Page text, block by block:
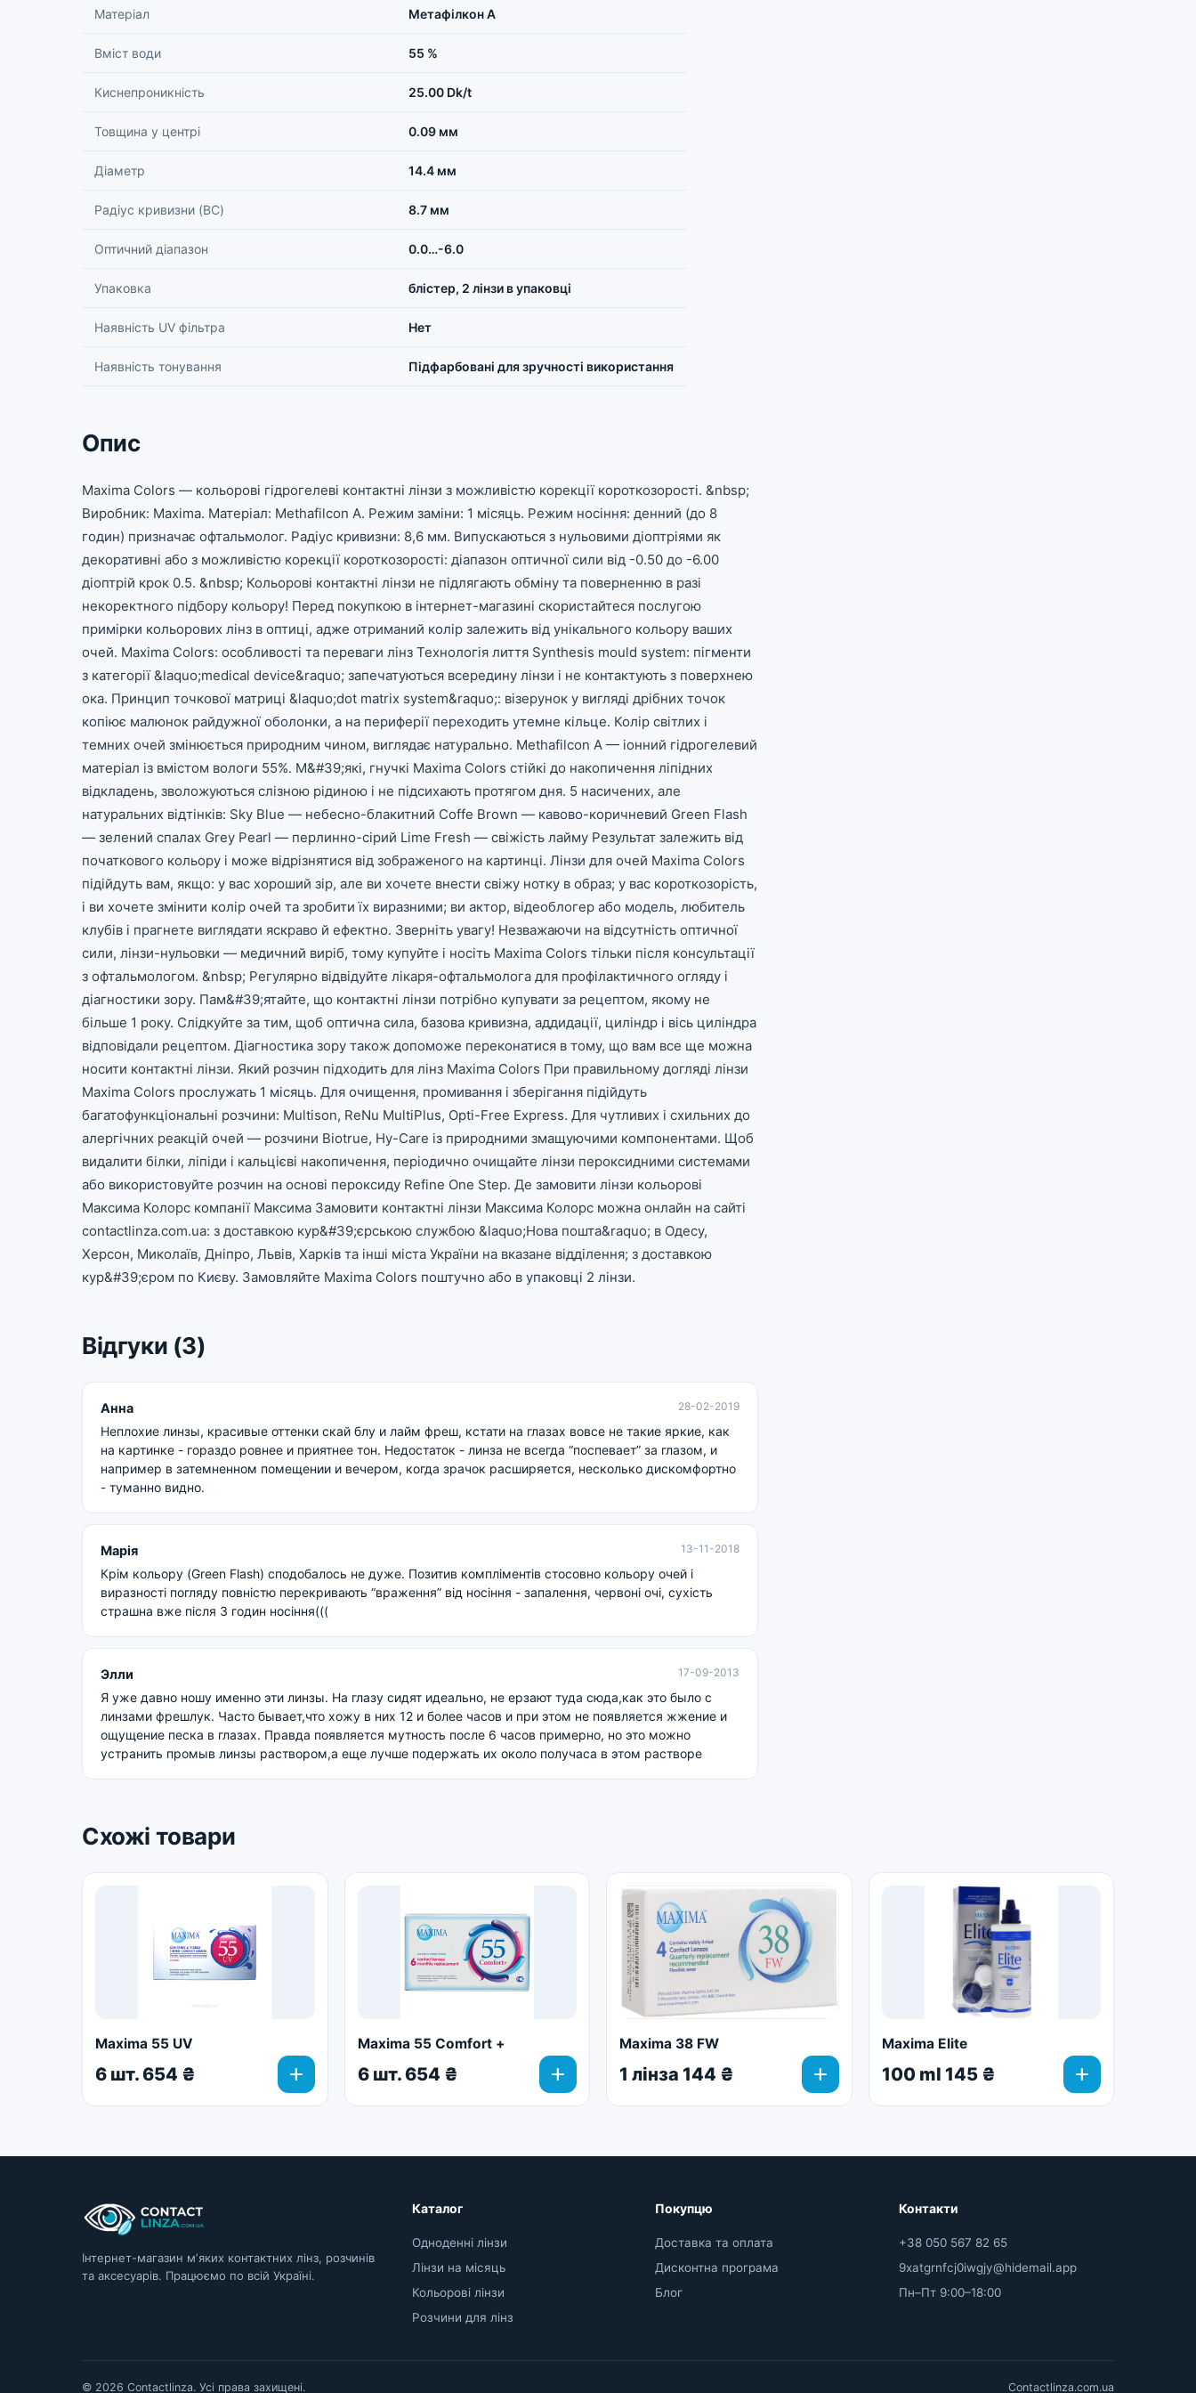
Матеріал Метафілкон A
Вміст води 55 %
Киснепроникність 25.00 Dk/t
Товщина у центрі 0.09 мм
Діаметр 14.4 мм
Радіус кривизни (BC) 8.7 мм
Оптичний діапазон 0.0…-6.0
Упаковка блістер, 2 лінзи в упаковці
Наявність UV фільтра Нет
Наявність тонування Підфарбовані для зручності використання
Опис
Maxima Colors — кольорові гідрогелеві контактні лінзи з можливістю корекції короткозорості. &nbsp;
Виробник: Maxima. Матеріал: Methafilcon A. Режим заміни: 1 місяць. Режим носіння: денний (до 8
годин) призначає офтальмолог. Радіус кривизни: 8,6 мм. Випускаються з нульовими діоптріями як
декоративні або з можливістю корекції короткозорості: діапазон оптичної сили від -0.50 до -6.00
діоптрій крок 0.5. &nbsp; Кольорові контактні лінзи не підлягають обміну та поверненню в разі
некоректного підбору кольору! Перед покупкою в інтернет-магазині скористайтеся послугою
примірки кольорових лінз в оптиці, адже отриманий колір залежить від унікального кольору ваших
очей. Maxima Colors: особливості та переваги лінз Технологія лиття Synthesis mould system: пігменти
з категорії &laquo;medical device&raquo; запечатуються всередину лінзи і не контактують з поверхнею
ока. Принцип точкової матриці &laquo;dot matrix system&raquo;: візерунок у вигляді дрібних точок
копіює малюнок райдужної оболонки, а на периферії переходить утемне кільце. Колір світлих і
темних очей змінюється природним чином, виглядає натурально. Methafilcon A — іонний гідрогелевий
матеріал із вмістом вологи 55%. М&#39;які, гнучкі Maxima Colors стійкі до накопичення ліпідних
відкладень, зволожуються слізною рідиною і не підсихають протягом дня. 5 насичених, але
натуральних відтінків: Sky Blue — небесно-блакитний Coffe Brown — кавово-коричневий Green Flash
— зелений спалах Grey Pearl — перлинно-сірий Lime Fresh — свіжість лайму Результат залежить від
початкового кольору і може відрізнятися від зображеного на картинці. Лінзи для очей Maxima Colors
підійдуть вам, якщо: у вас хороший зір, але ви хочете внести свіжу нотку в образ; у вас короткозорість,
і ви хочете змінити колір очей та зробити їх виразними; ви актор, відеоблогер або модель, любитель
клубів і прагнете виглядати яскраво й ефектно. Зверніть увагу! Незважаючи на відсутність оптичної
сили, лінзи-нульовки — медичний виріб, тому купуйте і носіть Maxima Colors тільки після консультації
з офтальмологом. &nbsp; Регулярно відвідуйте лікаря-офтальмолога для профілактичного огляду і
діагностики зору. Пам&#39;ятайте, що контактні лінзи потрібно купувати за рецептом, якому не
більше 1 року. Слідкуйте за тим, щоб оптична сила, базова кривизна, аддидації, циліндр і вісь циліндра
відповідали рецептом. Діагностика зору також допоможе переконатися в тому, що вам все ще можна
носити контактні лінзи. Який розчин підходить для лінз Maxima Colors При правильному догляді лінзи
Maxima Colors прослужать 1 місяць. Для очищення, промивання і зберігання підійдуть
багатофункціональні розчини: Multison, ReNu MultiPlus, Opti-Free Express. Для чутливих і схильних до
алергічних реакцій очей — розчини Biotrue, Hy-Care із природними змащуючими компонентами. Щоб
видалити білки, ліпіди і кальцієві накопичення, періодично очищайте лінзи пероксидними системами
або використовуйте розчин на основі пероксиду Refine One Step. Де замовити лінзи кольорові
Максима Колорс компанії Максима Замовити контактні лінзи Максима Колорс можна онлайн на сайті
contactlinza.com.ua: з доставкою кур&#39;єрською службою &laquo;Нова пошта&raquo; в Одесу,
Херсон, Миколаїв, Дніпро, Львів, Харків та інші міста України на вказане відділення; з доставкою
кур&#39;єром по Києву. Замовляйте Maxima Colors поштучно або в упаковці 2 лінзи.
Відгуки (3)
Анна 28-02-2019
Неплохие линзы, красивые оттенки скай блу и лайм фреш, кстати на глазах вовсе не такие яркие, как
на картинке - гораздо ровнее и приятнее тон. Недостаток - линза не всегда “поспевает” за глазом, и
например в затемненном помещении и вечером, когда зрачок расширяется, несколько дискомфортно
- туманно видно.
Марія 13-11-2018
Крім кольору (Green Flash) сподобалось не дуже. Позитив компліментів стосовно кольору очей і
виразності погляду повністю перекривають “враження” від носіння - запалення, червоні очі, сухість
страшна вже після 3 годин носіння(((
Элли 17-09-2013
Я уже давно ношу именно эти линзы. На глазу сидят идеально, не ерзают туда сюда,как это было с
линзами фрешлук. Часто бывает,что хожу в них 12 и более часов и при этом не появляется жжение и
ощущение песка в глазах. Правда появляется мутность после 6 часов примерно, но это можно
устранить промыв линзы раствором,а еще лучше подержать их около получаса в этом растворе
Схожі товари
Maxima 55 UV
6 шт. 654 ₴ add
Maxima 55 Comfort +
6 шт. 654 ₴ add
Maxima 38 FW
1 лінза 144 ₴ add
Maxima Elite
100 ml 145 ₴ add
Інтернет-магазин мʼяких контактних лінз, розчинів
та аксесуарів. Працюємо по всій Україні.
Каталог
Одноденні лінзи
Лінзи на місяць
Кольорові лінзи
Розчини для лінз
Покупцю
Доставка та оплата
Дисконтна програма
Блог
Контакти
+38 050 567 82 65
9xatgrnfcj0iwgjy@hidemail.app
Пн–Пт 9:00–18:00
© 2026 Contactlinza. Усі права захищені. Contactlinza.com.ua